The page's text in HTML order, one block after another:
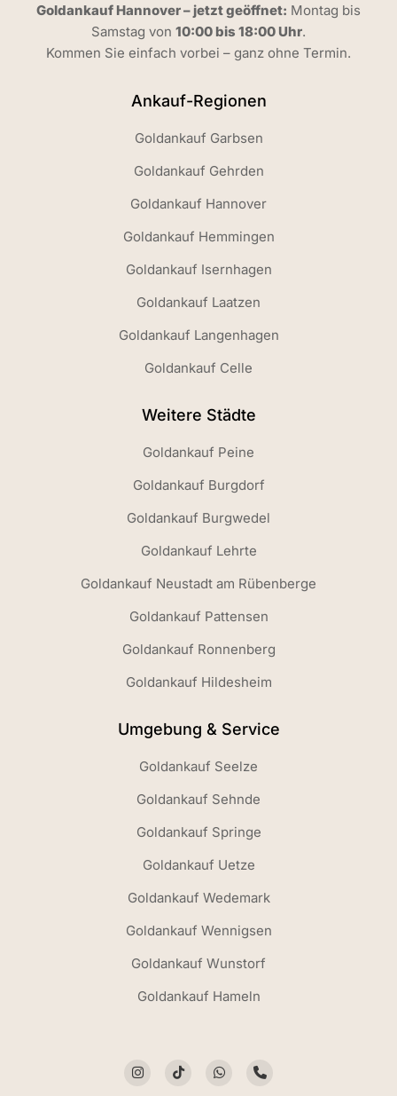
Goldankauf Hannover – jetzt geöffnet: Montag bis
Samstag von 10:00 bis 18:00 Uhr.
Kommen Sie einfach vorbei – ganz ohne Termin.
Ankauf-Regionen
Goldankauf Garbsen
Goldankauf Gehrden
Goldankauf Hannover
Goldankauf Hemmingen
Goldankauf Isernhagen
Goldankauf Laatzen
Goldankauf Langenhagen
Goldankauf Celle
Weitere Städte
Goldankauf Peine
Goldankauf Burgdorf
Goldankauf Burgwedel
Goldankauf Lehrte
Goldankauf Neustadt am Rübenberge
Goldankauf Pattensen
Goldankauf Ronnenberg
Goldankauf Hildesheim
Umgebung & Service
Goldankauf Seelze
Goldankauf Sehnde
Goldankauf Springe
Goldankauf Uetze
Goldankauf Wedemark
Goldankauf Wennigsen
Goldankauf Wunstorf
Goldankauf Hameln